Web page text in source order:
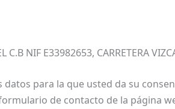
NIF E33982653, CARRETERA
para la que usted da su
de contacto de la página